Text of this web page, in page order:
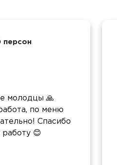
персон
молодцы 🙏
по меню
Спасибо
😊